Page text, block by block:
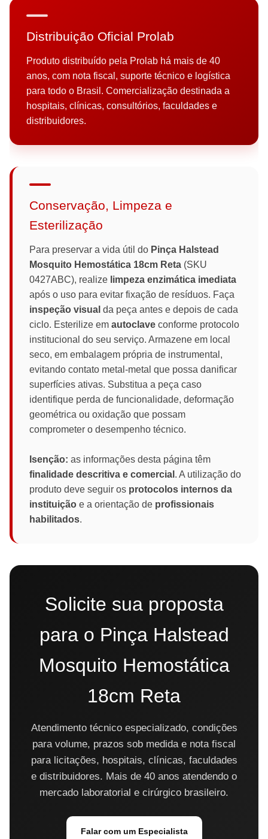
Distribuição Oficial Prolab
Produto distribuído pela Prolab há mais de 40
anos, com nota fiscal, suporte técnico e logística
para todo o Brasil. Comercialização destinada a
hospitais, clínicas, consultórios, faculdades e
distribuidores.
Conservação, Limpeza e
Esterilização
Para preservar a vida útil do Pinça Halstead
Mosquito Hemostática 18cm Reta (SKU
0427ABC), realize limpeza enzimática imediata
após o uso para evitar fixação de resíduos. Faça
inspeção visual da peça antes e depois de cada
ciclo. Esterilize em autoclave conforme protocolo
institucional do seu serviço. Armazene em local
seco, em embalagem própria de instrumental,
evitando contato metal-metal que possa danificar
superfícies ativas. Substitua a peça caso
identifique perda de funcionalidade, deformação
geométrica ou oxidação que possam
comprometer o desempenho técnico.
Isenção: as informações desta página têm
finalidade descritiva e comercial . A utilização do
produto deve seguir os protocolos internos da
instituição e a orientação de profissionais
habilitados.
Solicite sua proposta
para o Pinça Halstead
Mosquito Hemostática
18cm Reta
Atendimento técnico especializado, condições
para volume, prazos sob medida e nota fiscal
para licitações, hospitais, clínicas, faculdades
e distribuidores. Mais de 40 anos atendendo o
mercado laboratorial e cirúrgico brasileiro.
Falar com um Especialista